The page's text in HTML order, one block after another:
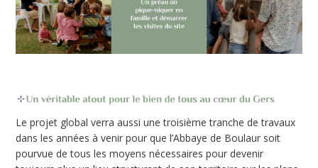
Le projet global verra aussi une troisième tranche de travaux
dans les années à venir pour que l’Abbaye de Boulaur soit
pourvue de tous les moyens nécessaires pour devenir